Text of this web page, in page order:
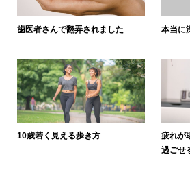
歯医者さんで翻弄されました 本当に
10歳若く見える歩き方
疲れが
過ごせ